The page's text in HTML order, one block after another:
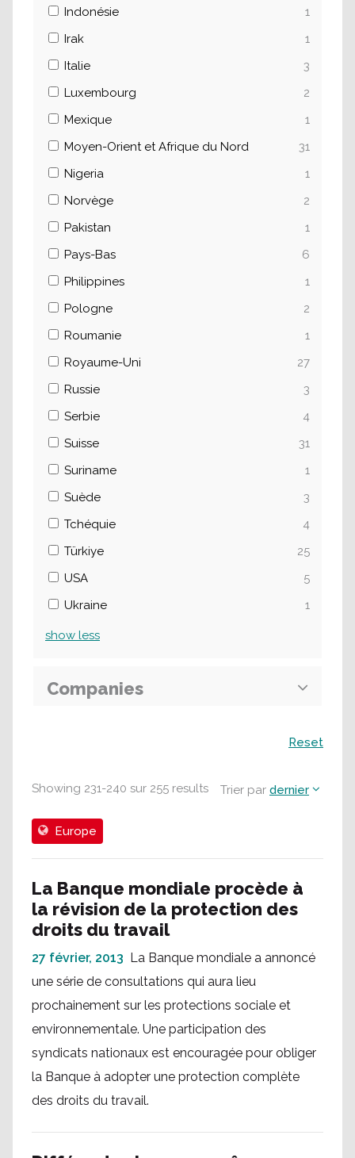
Showing 231-240 sur 255 results Trier par dernier
Europe
La Banque mondiale procède à
la révision de la protection des
droits du travail
27 février, 2013 La Banque mondiale a annoncé
une série de consultations qui aura lieu
prochainement sur les protections sociale et
environnementale. Une participation des
syndicats nationaux est encouragée pour obliger
la Banque à adopter une protection complète
des droits du travail.
Indonésie
1
Irak
1
Italie
3
Luxembourg
2
Mexique
1
Moyen-Orient et Afrique du Nord
31
Nigeria
1
Norvège
2
Pakistan
1
Pays-Bas
6
Philippines
1
Pologne
2
Roumanie
1
Royaume-Uni
27
Russie
3
Serbie
4
Suisse
31
Suriname
1
Suède
3
Tchéquie
4
Türkiye
25
USA
5
Ukraine
1
show less
Companies
Reset